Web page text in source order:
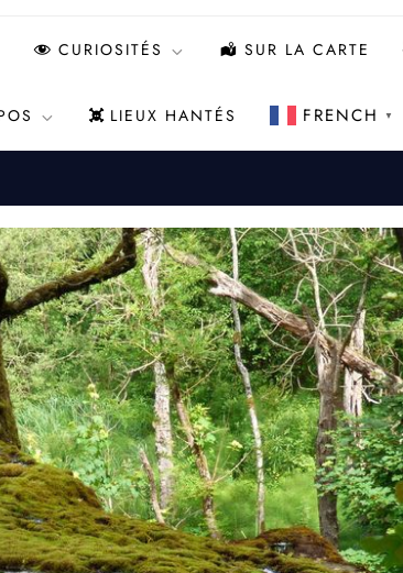
CURIOSITÉS SUR LA CARTE
LIEUX HANTÉS FRENCH ▼